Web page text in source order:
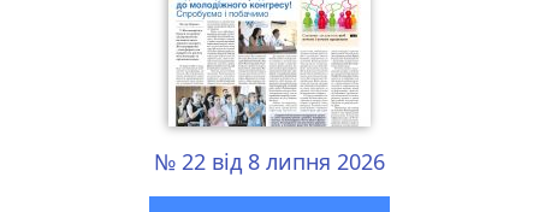
№ 22 від 8 липня 2026